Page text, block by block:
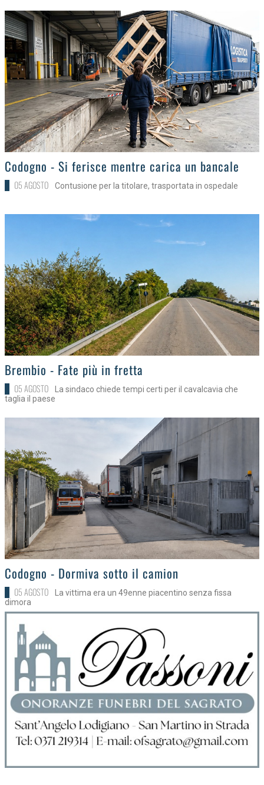
>
Codogno - Si ferisce mentre carica un bancale
05 AGOSTO Contusione per la titolare, trasportata in ospedale
>
Brembio - Fate più in fretta
05 AGOSTO
La sindaco chiede tempi certi per il cavalcavia che
taglia il paese
>
Codogno - Dormiva sotto il camion
05 AGOSTO
La vittima era un 49enne piacentino senza fissa
dimora